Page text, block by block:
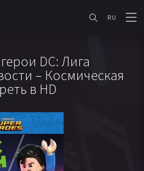
RU
DC: Лига
– Космическая
в HD